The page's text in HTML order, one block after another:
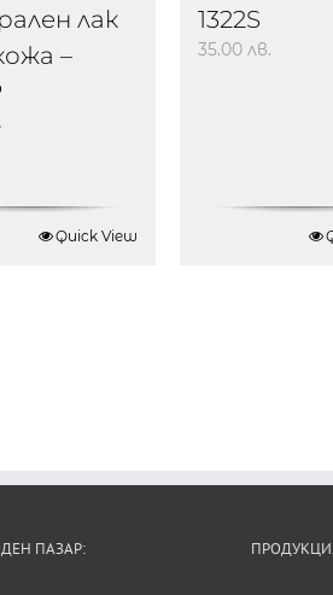
лак
–
Quick View
1322S
35.00 лв.
ПАЗАР: